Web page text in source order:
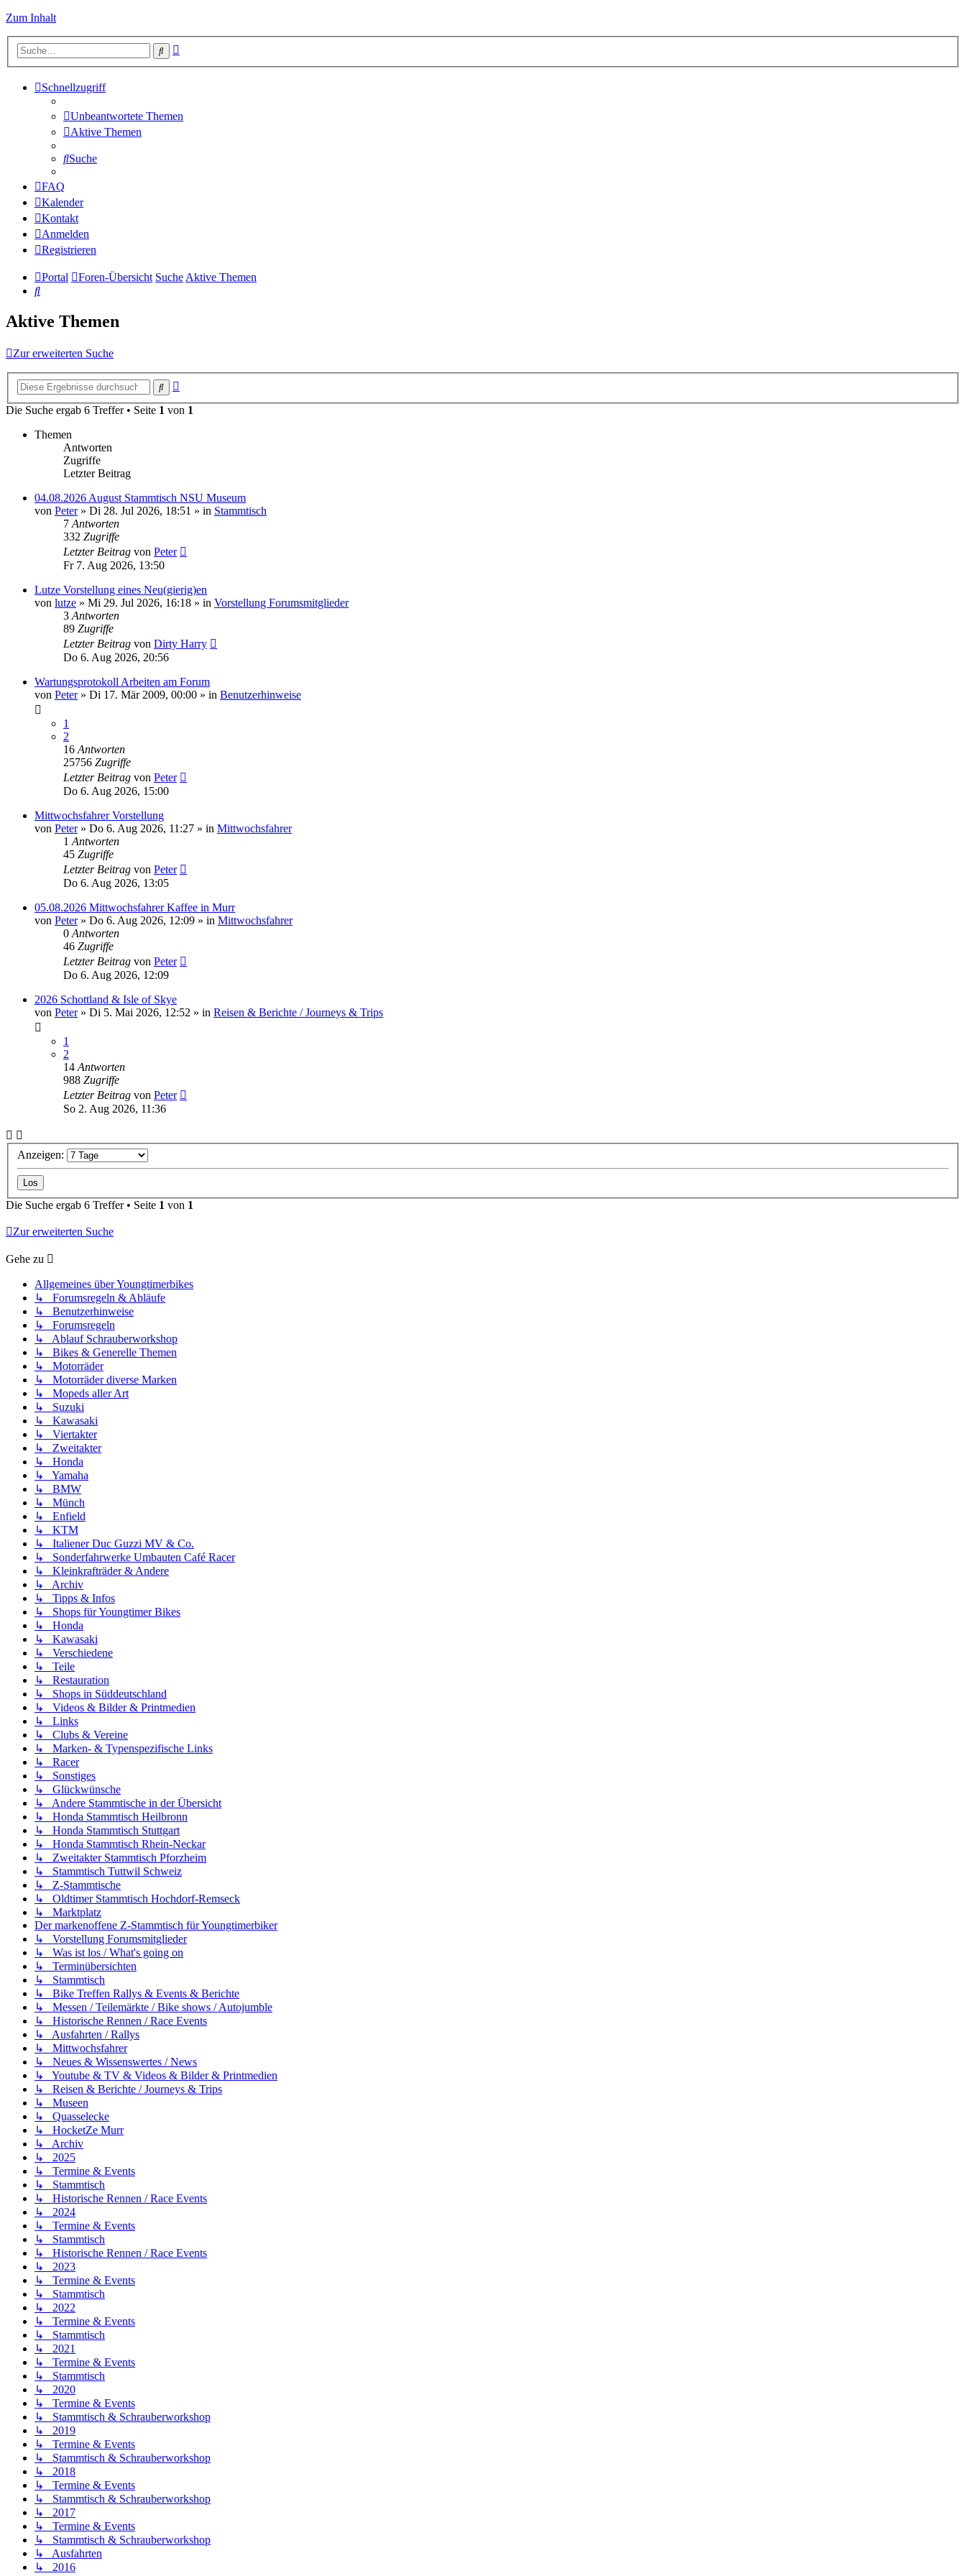
Zum Inhalt
Suche
Schnellzugriff
Unbeantwortete Themen
Aktive Themen
Suche
FAQ
Kalender
Kontakt
Anmelden
Registrieren
Portal Foren-Übersicht Suche Aktive Themen
Suche
Aktive Themen
Zur erweiterten Suche
Suche
Die Suche ergab 6 Treffer • Seite 1 von 1
Themen
Antworten
Zugriffe
Letzter Beitrag
04.08.2026 August Stammtisch NSU Museum
von Peter» Di 28. Jul 2026, 18:51 » in Stammtisch
7 Antworten
332 Zugriffe
Letzter Beitrag von Peter
Fr 7. Aug 2026, 13:50
Lutze Vorstellung eines Neu(gierig)en
von lutze » Mi 29. Jul 2026, 16:18 » in Vorstellung Forumsmitglieder
3 Antworten
89 Zugriffe
Letzter Beitrag von Dirty Harry
Do 6. Aug 2026, 20:56
Wartungsprotokoll Arbeiten am Forum
von Peter» Di 17. Mär 2009, 00:00 » in Benutzerhinweise
1
2
16 Antworten
25756 Zugriffe
Letzter Beitrag von Peter
Do 6. Aug 2026, 15:00
Mittwochsfahrer Vorstellung
von Peter» Do 6. Aug 2026, 11:27 » in Mittwochsfahrer
1 Antworten
45 Zugriffe
Letzter Beitrag von Peter
Do 6. Aug 2026, 13:05
05.08.2026 Mittwochsfahrer Kaffee in Murr
von Peter» Do 6. Aug 2026, 12:09 » in Mittwochsfahrer
0 Antworten
46 Zugriffe
Letzter Beitrag von Peter
Do 6. Aug 2026, 12:09
2026 Schottland & Isle of Skye
von Peter» Di 5. Mai 2026, 12:52 » in Reisen & Berichte / Journeys & Trips
1
2
14 Antworten
988 Zugriffe
Letzter Beitrag von Peter
So 2. Aug 2026, 11:36
Anzeigen:
Die Suche ergab 6 Treffer • Seite 1 von 1
Zur erweiterten Suche
Gehe zu
Allgemeines über Youngtimerbikes
↳ Forumsregeln & Abläufe
↳ Benutzerhinweise
↳ Forumsregeln
↳ Ablauf Schrauberworkshop
↳ Bikes & Generelle Themen
↳ Motorräder
↳ Motorräder diverse Marken
↳ Mopeds aller Art
↳ Suzuki
↳ Kawasaki
↳ Viertakter
↳ Zweitakter
↳ Honda
↳ Yamaha
↳ BMW
↳ Münch
↳ Enfield
↳ KTM
↳ Italiener Duc Guzzi MV & Co.
↳ Sonderfahrwerke Umbauten Café Racer
↳ Kleinkrafträder & Andere
↳ Archiv
↳ Tipps & Infos
↳ Shops für Youngtimer Bikes
↳ Honda
↳ Kawasaki
↳ Verschiedene
↳ Teile
↳ Restauration
↳ Shops in Süddeutschland
↳ Videos & Bilder & Printmedien
↳ Links
↳ Clubs & Vereine
↳ Marken- & Typenspezifische Links
↳ Racer
↳ Sonstiges
↳ Glückwünsche
↳ Andere Stammtische in der Übersicht
↳ Honda Stammtisch Heilbronn
↳ Honda Stammtisch Stuttgart
↳ Honda Stammtisch Rhein-Neckar
↳ Zweitakter Stammtisch Pforzheim
↳ Stammtisch Tuttwil Schweiz
↳ Z-Stammtische
↳ Oldtimer Stammtisch Hochdorf-Remseck
↳ Marktplatz
Der markenoffene Z-Stammtisch für Youngtimerbiker
↳ Vorstellung Forumsmitglieder
↳ Was ist los / What's going on
↳ Terminübersichten
↳ Stammtisch
↳ Bike Treffen Rallys & Events & Berichte
↳ Messen / Teilemärkte / Bike shows / Autojumble
↳ Historische Rennen / Race Events
↳ Ausfahrten / Rallys
↳ Mittwochsfahrer
↳ Neues & Wissenswertes / News
↳ Youtube & TV & Videos & Bilder & Printmedien
↳ Reisen & Berichte / Journeys & Trips
↳ Museen
↳ Quasselecke
↳ HocketZe Murr
↳ Archiv
↳ 2025
↳ Termine & Events
↳ Stammtisch
↳ Historische Rennen / Race Events
↳ 2024
↳ Termine & Events
↳ Stammtisch
↳ Historische Rennen / Race Events
↳ 2023
↳ Termine & Events
↳ Stammtisch
↳ 2022
↳ Termine & Events
↳ Stammtisch
↳ 2021
↳ Termine & Events
↳ Stammtisch
↳ 2020
↳ Termine & Events
↳ Stammtisch & Schrauberworkshop
↳ 2019
↳ Termine & Events
↳ Stammtisch & Schrauberworkshop
↳ 2018
↳ Termine & Events
↳ Stammtisch & Schrauberworkshop
↳ 2017
↳ Termine & Events
↳ Stammtisch & Schrauberworkshop
↳ Ausfahrten
↳ 2016